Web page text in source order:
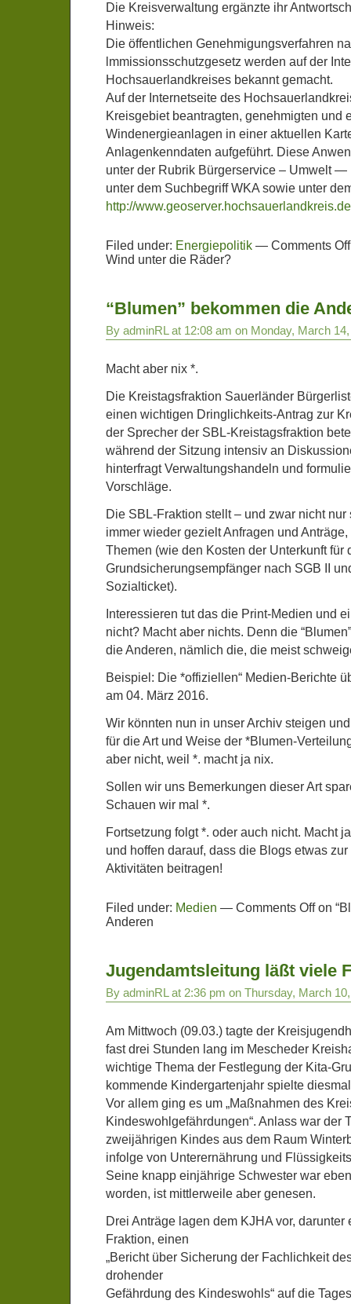
Die Kreisverwaltung ergänzte ihr
Hinweis:
Die öffentlichen Genehmigungsverfahren
lmmissionsschutzgesetz werden auf der
Hochsauerlandkreises bekannt gemacht.
Auf der Internetseite des
Kreisgebiet beantragten, genehmigten und
Windenergieanlagen in einer aktuellen
Anlagenkenndaten aufgeführt. Diese
unter der Rubrik Bürgerservice – Umwelt —
unter dem Suchbegriff WKA sowie unter
http://
Filed under: Energiepolitik — Comments Off
Wind unter die Räder?
“Blumen” bekommen die
By adminRL at 12:08 am on Monday, March
Macht aber nix *.
Die Kreistagsfraktion Sauerländer
einen wichtigen Dringlichkeits-Antrag zur
der Sprecher der SBL-Kreistagsfraktion
während der Sitzung intensiv an
hinterfragt Verwaltungshandeln und
Vorschläge.
Die SBL-Fraktion stellt – und zwar nicht
immer wieder gezielt Anfragen und
Themen (wie den Kosten der Unterkunft für
Grundsicherungsempfänger nach SGB II
Sozialticket).
Interessieren tut das die Print-Medien und
nicht? Macht aber nichts. Denn die
die Anderen, nämlich die, die meist
Beispiel: Die *offiziellen“ Medien-Berichte
am 04. März 2016.
Wir könnten nun in unser Archiv steigen
für die Art und Weise der *Blumen-
aber nicht, weil *. macht ja nix.
Sollen wir uns Bemerkungen dieser Art
Schauen wir mal *.
Fortsetzung folgt *. oder auch nicht. Macht
und hoffen darauf, dass die Blogs etwas
Aktivitäten beitragen!
Filed under: Medien — Comments Offon
Anderen
Jugendamtsleitung läßt viele
By adminRL at 2:36 pm on Thursday, March
Am Mittwoch (09.03.) tagte der
fast drei Stunden lang im Mescheder
wichtige Thema der Festlegung der Kita-
kommende Kindergartenjahr spielte
Vor allem ging es um „Maßnahmen des
Kindeswohlgefährdungen“. Anlass war der
zweijährigen Kindes aus dem Raum
infolge von Unterernährung und
Seine knapp einjährige Schwester war
worden, ist mittlerweile aber genesen.
Drei Anträge lagen dem KJHA vor,
Fraktion, einen
„Bericht über Sicherung der Fachlichkeit
drohender
Gefährdung des Kindeswohls“ auf die